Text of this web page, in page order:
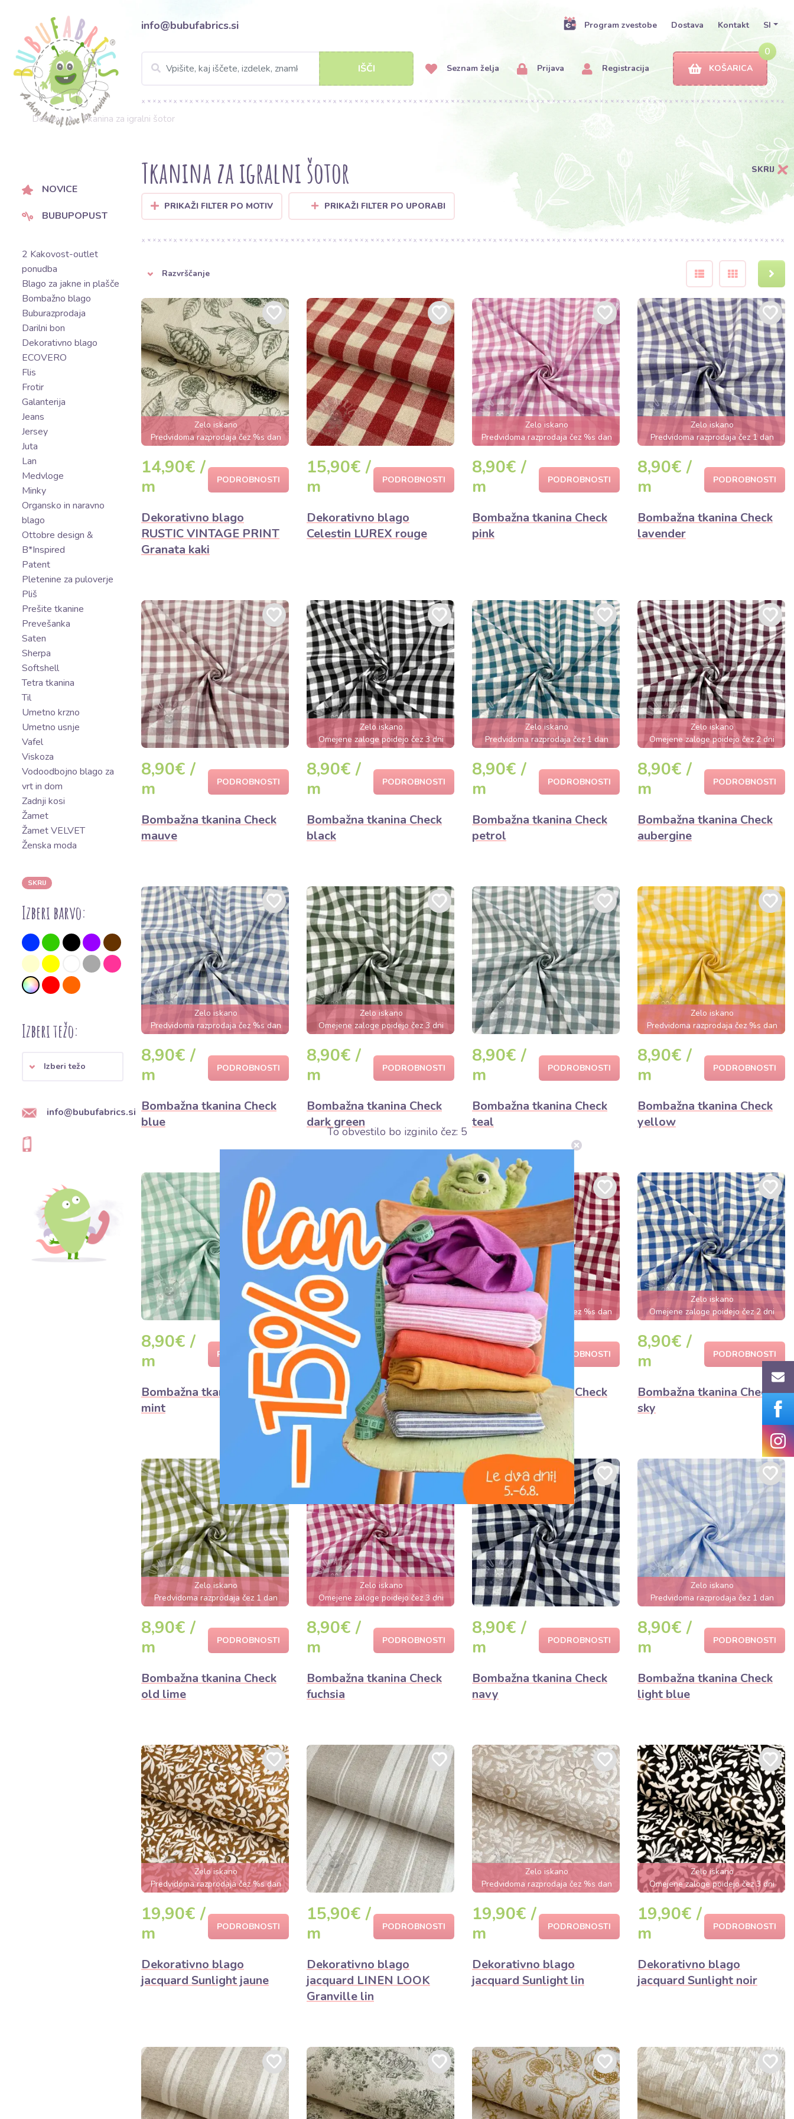
info@bubufabrics.si Program zvestobe Dostava Kontakt SI
IŠČI Seznam želja Prijava Registracija
0
KOŠARICA
Domov Tkanina za igralni šotor
NOVICE
BUBUPOPUST
2 Kakovost-outlet
ponudba
Blago za jakne in plašče
Bombažno blago
Buburazprodaja
Darilni bon
Dekorativno blago
ECOVERO
Flis
Frotir
Galanterija
Jeans
Jersey
Juta
Lan
Medvloge
Minky
Organsko in naravno
blago
Ottobre design &
B*Inspired
Patent
Pletenine za puloverje
Pliš
Prešite tkanine
Prevešanka
Saten
Sherpa
Softshell
Tetra tkanina
Til
Umetno krzno
Umetno usnje
Vafel
Viskoza
Vodoodbojno blago za
vrt in dom
Zadnji kosi
Žamet
Žamet VELVET
Ženska moda
SKRIJ
Izberi barvo:
Izberi težo:
Izberi težo
info@bubufabrics.si
Tkanina za igralni šotor SKRIJ
PRIKAŽI FILTER PO MOTIV PRIKAŽI FILTER PO UPORABI
Razvrščanje
Zelo iskano
Predvidoma razprodaja čez %s dan
14,90€ /
m
PODROBNOSTI
Dekorativno blago
RUSTIC VINTAGE PRINT
Granata kaki
15,90€ /
m
PODROBNOSTI
Dekorativno blago
Celestin LUREX rouge
Zelo iskano
Predvidoma razprodaja čez %s dan
8,90€ /
m
PODROBNOSTI
Bombažna tkanina Check
pink
Zelo iskano
Predvidoma razprodaja čez 1 dan
8,90€ /
m
PODROBNOSTI
Bombažna tkanina Check
lavender
8,90€ /
m
PODROBNOSTI
Bombažna tkanina Check
mauve
Zelo iskano
Omejene zaloge poidejo čez 3 dni
8,90€ /
m
PODROBNOSTI
Bombažna tkanina Check
black
Zelo iskano
Predvidoma razprodaja čez 1 dan
8,90€ /
m
PODROBNOSTI
Bombažna tkanina Check
petrol
Zelo iskano
Omejene zaloge poidejo čez 2 dni
8,90€ /
m
PODROBNOSTI
Bombažna tkanina Check
aubergine
Zelo iskano
Predvidoma razprodaja čez %s dan
8,90€ /
m
PODROBNOSTI
Bombažna tkanina Check
blue
Zelo iskano
Omejene zaloge poidejo čez 3 dni
8,90€ /
m
PODROBNOSTI
Bombažna tkanina Check
dark green
8,90€ /
m
PODROBNOSTI
Bombažna tkanina Check
teal
Zelo iskano
Predvidoma razprodaja čez %s dan
8,90€ /
m
PODROBNOSTI
Bombažna tkanina Check
yellow
8,90€ /
m
PODROBNOSTI
Bombažna tkanina Check
mint
Zelo iskano
Omejene zaloge poidejo čez 2 dni
8,90€ /
m
PODROBNOSTI
Bombažna tkanina Check
sand
Zelo iskano
Predvidoma razprodaja čez %s dan
8,90€ /
m
PODROBNOSTI
Bombažna tkanina Check
berry
Zelo iskano
Omejene zaloge poidejo čez 2 dni
8,90€ /
m
PODROBNOSTI
Bombažna tkanina Check
sky
Zelo iskano
Predvidoma razprodaja čez 1 dan
8,90€ /
m
PODROBNOSTI
Bombažna tkanina Check
old lime
Zelo iskano
Omejene zaloge poidejo čez 3 dni
8,90€ /
m
PODROBNOSTI
Bombažna tkanina Check
fuchsia
8,90€ /
m
PODROBNOSTI
Bombažna tkanina Check
navy
Zelo iskano
Predvidoma razprodaja čez 1 dan
8,90€ /
m
PODROBNOSTI
Bombažna tkanina Check
light blue
Zelo iskano
Predvidoma razprodaja čez %s dan
19,90€ /
m
PODROBNOSTI
Dekorativno blago
jacquard Sunlight jaune
15,90€ /
m
PODROBNOSTI
Dekorativno blago
jacquard LINEN LOOK
Granville lin
Zelo iskano
Predvidoma razprodaja čez %s dan
19,90€ /
m
PODROBNOSTI
Dekorativno blago
jacquard Sunlight lin
Zelo iskano
Omejene zaloge poidejo čez 3 dni
19,90€ /
m
PODROBNOSTI
Dekorativno blago
jacquard Sunlight noir
To obvestilo bo izginilo čez: 3